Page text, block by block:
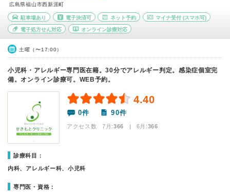
広島県福山市西新涯町
駐車場あり 電子決済可 ネット予約 マイナ受付 (スマホ可)
電子処方せん対応 オンライン診療対応
土曜（〜17:00）
小児科・アレルギー専門医在籍。30分でアレルギー判定。感染症個室完
備。オンライン診療可。WEB予約。
4.40
0件 90件
アクセス数 7月:366 | 6月:366
診療科目：
内科、アレルギー科、小児科
専門医・資格：